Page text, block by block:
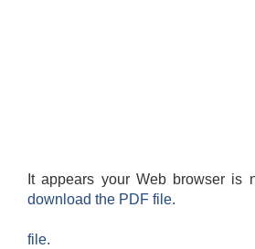
It appears your Web browser
download the PDF file.
file.